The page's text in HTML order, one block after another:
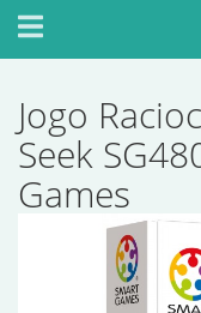
Toggle
navigation
Jogo
Seek
Games